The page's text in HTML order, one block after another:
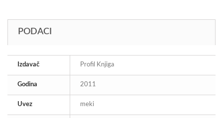
PODACI
Izdavač Profil Knjiga
Godina 2011
Uvez meki